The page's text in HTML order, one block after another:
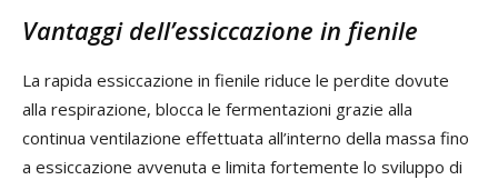
Vantaggi dell’essiccazione in fienile
La rapida essiccazione in fienile riduce le perdite dovute
alla respirazione, blocca le fermentazioni grazie alla
continua ventilazione effettuata all’interno della massa fino
a essiccazione avvenuta e limita fortemente lo sviluppo di